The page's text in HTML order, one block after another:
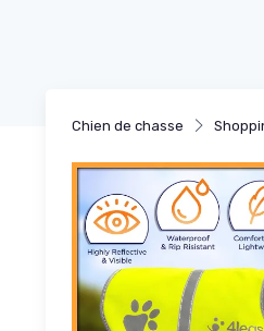
Chien de chasse